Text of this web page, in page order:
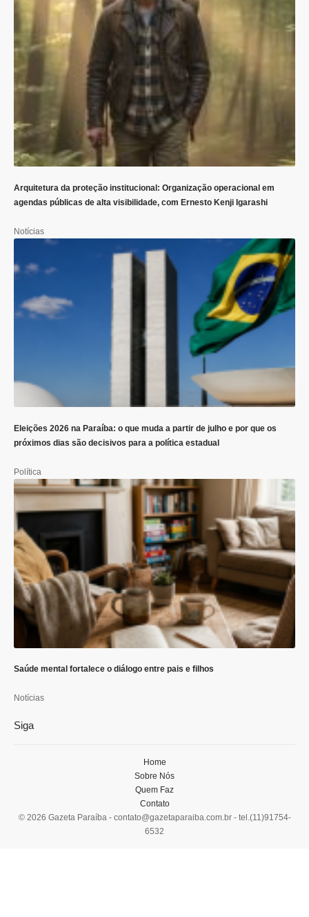
Arquitetura da proteção institucional: Organização operacional em
agendas públicas de alta visibilidade, com Ernesto Kenji Igarashi
Notícias
Eleições 2026 na Paraíba: o que muda a partir de julho e por que os
próximos dias são decisivos para a política estadual
Política
Saúde mental fortalece o diálogo entre pais e filhos
Notícias
Siga
© 2026 Gazeta Paraíba - contato@gazetaparaiba.com.br- tel.(11)91754-
6532
Home
Sobre Nós
Quem Faz
Contato